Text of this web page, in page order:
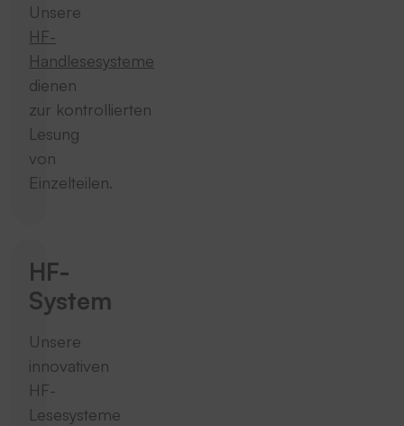
Unsere
HF-
Handlesesysteme
dienen
zur kontrollierten
Lesung
von
Einzelteilen.
HF-
System
Unsere
innovativen
HF-
Lesesysteme